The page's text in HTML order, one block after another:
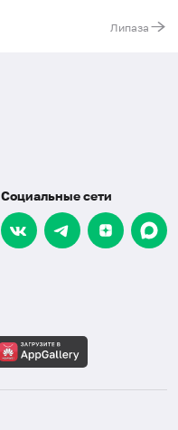
Липаза
Социальные сети